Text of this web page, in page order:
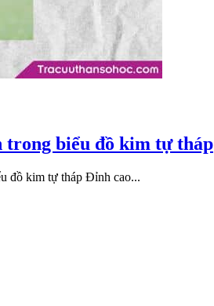
trong biểu đồ kim tự tháp
đồ kim tự tháp Đỉnh cao...